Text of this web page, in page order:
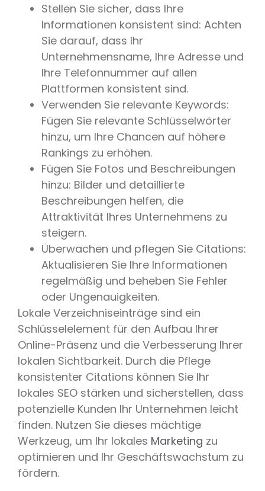
Stellen Sie sicher, dass Ihre
Informationen konsistent sind: Achten
Sie darauf, dass Ihr
Unternehmensname, Ihre Adresse und
Ihre Telefonnummer auf allen
Plattformen konsistent sind.
Verwenden Sie relevante Keywords:
Fügen Sie relevante Schlüsselwörter
hinzu, um Ihre Chancen auf höhere
Rankings zu erhöhen.
Fügen Sie Fotos und Beschreibungen
hinzu: Bilder und detaillierte
Beschreibungen helfen, die
Attraktivität Ihres Unternehmens zu
steigern.
Überwachen und pflegen Sie Citations:
Aktualisieren Sie Ihre Informationen
regelmäßig und beheben Sie Fehler
oder Ungenauigkeiten.
Lokale Verzeichniseinträge sind ein
Schlüsselelement für den Aufbau Ihrer
Online-Präsenz und die Verbesserung Ihrer
lokalen Sichtbarkeit. Durch die Pflege
konsistenter Citations können Sie Ihr
lokales SEO stärken und sicherstellen, dass
potenzielle Kunden Ihr Unternehmen leicht
finden. Nutzen Sie dieses mächtige
Werkzeug, um Ihr lokales Marketing zu
optimieren und Ihr Geschäftswachstum zu
fördern.